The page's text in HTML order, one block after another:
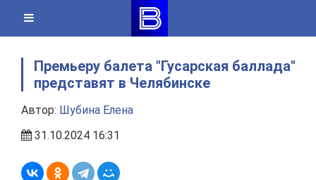
content
Премьеру балета "Гусарская баллада"
представят в Челябинске
Автор: Шубина Елена
31.10.2024 16:31